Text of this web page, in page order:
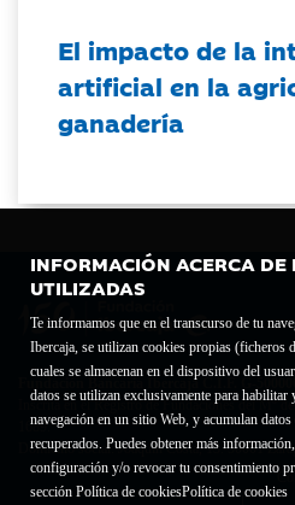
INFORMACIÓN ACERCA DE
UTILIZADAS
Te informamos que en el transcurso de tu
Ibercaja, se utilizan cookies propias (ficheros
cuales se almacenan en el dispositivo del
datos se utilizan exclusivamente para habilitar
navegación en un sitio Web, y acumulan
recuperados. Puedes obtener más
configuración y/o revocar tu consentimiento
sección Política de cookiesPolítica de cookies
El impacto de la
artificial en la
ganadería
Fundación Bancaria Ibercaja C.I.F. G-
Inscrita en el Registro de Fundaciones del Mº
1689.
Domicilio social: Joaquín Costa, 13. 50001